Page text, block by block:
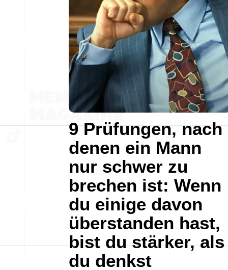
9 Prüfungen, nach
denen ein Mann
nur schwer zu
brechen ist: Wenn
du einige davon
überstanden hast,
bist du stärker, als
du denkst